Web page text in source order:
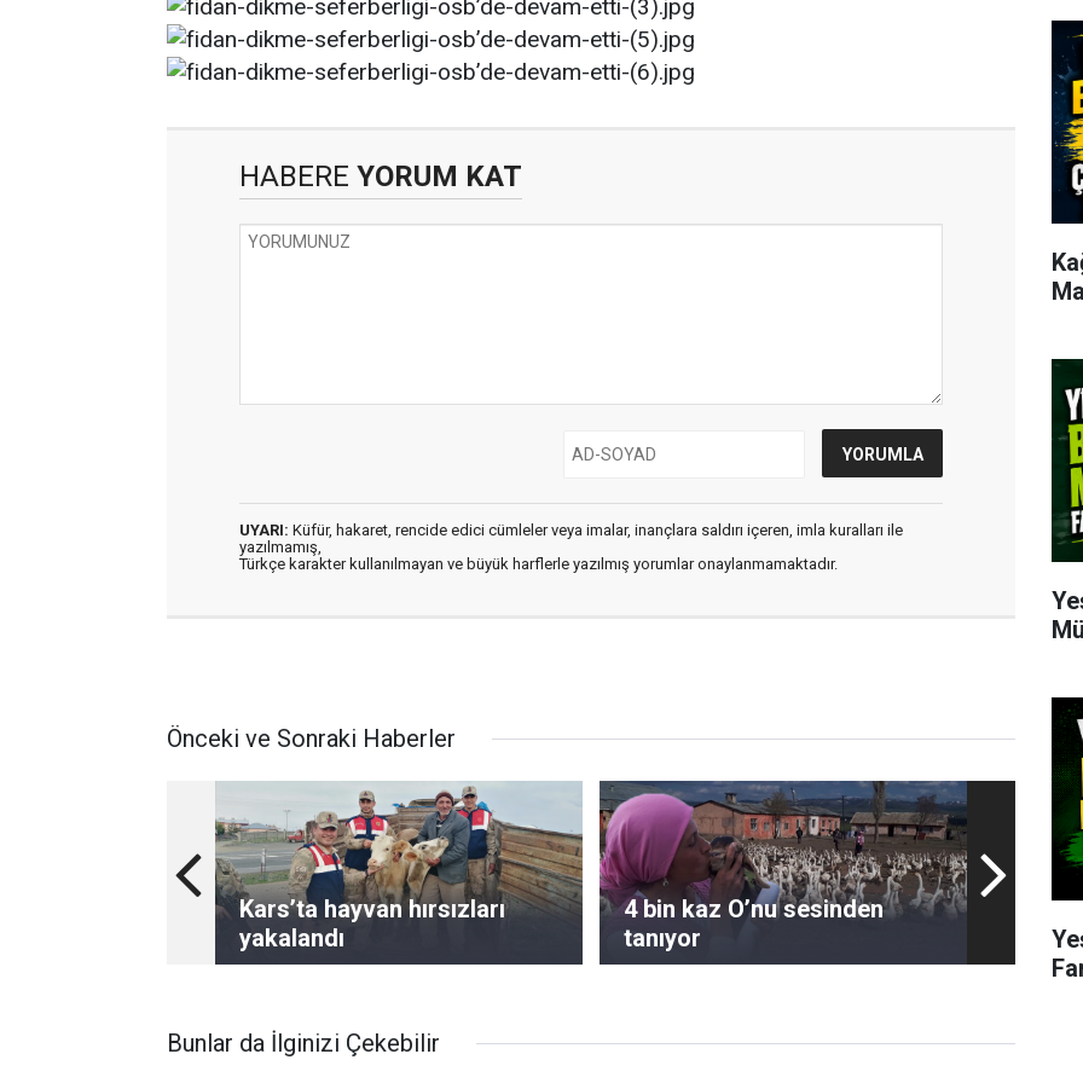
HABERE YORUM KAT
UYARI: Küfür, hakaret, rencide edici cümleler veya imalar, inançlara saldırı içeren, imla kuralları ile
yazılmamış,
Türkçe karakter kullanılmayan ve büyük harflerle yazılmış yorumlar onaylanmamaktadır.
Önceki ve Sonraki Haberler
Kars’ta hayvan hırsızları
yakalandı
4 bin kaz O’nu sesinden
tanıyor
Bunlar da İlginizi Çekebilir